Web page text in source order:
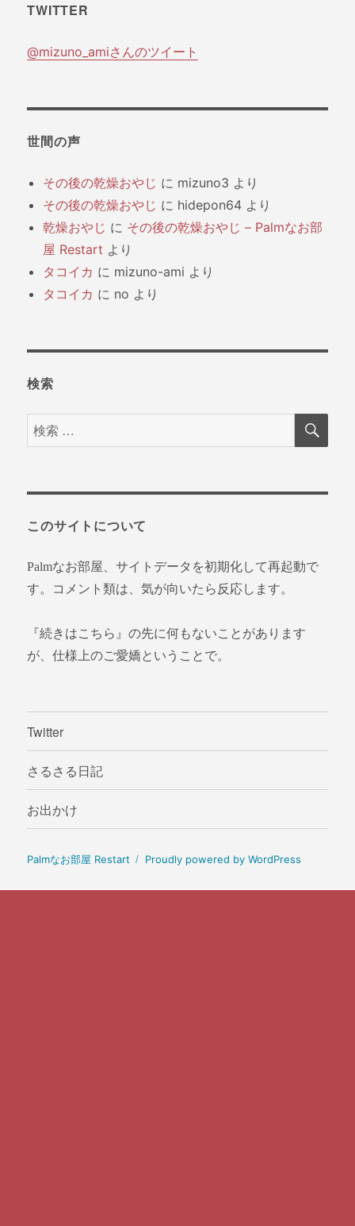
ー
TWITTER
@mizuno_amiさんのツイート
世間の声
その後の乾燥おやじ に mizuno3 より
その後の乾燥おやじ に hidepon64 より
乾燥おやじ に その後の乾燥おやじ – Palmなお部
屋 Restart より
タコイカ に mizuno-ami より
タコイカ に no より
検索
検
索
象:
検
このサイトについて
Palmなお部屋、サイトデータを初期化して再起動で
す。コメント類は、気が向いたら反応します。
『続きはこちら』の先に何もないことがあります
が、仕様上のご愛嬌ということで。
Twitter
さるさる日記
お出かけ
Palmなお部屋 Restart Proudly powered by WordPress